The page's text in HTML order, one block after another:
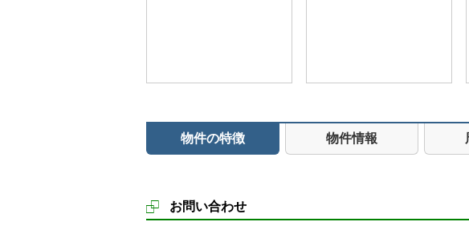
物件の特徴 物件情報
お問い合わせ